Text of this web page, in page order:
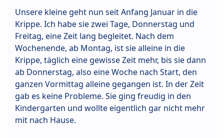
Unsere kleine geht nun seit Anfang Januar in die
Krippe. Ich habe sie zwei Tage, Donnerstag und
Freitag, eine Zeit lang begleitet. Nach dem
Wochenende, ab Montag, ist sie alleine in die
Krippe, täglich eine gewisse Zeit mehr, bis sie dann
ab Donnerstag, also eine Woche nach Start, den
ganzen Vormittag alleine gegangen ist. In der Zeit
gab es keine Probleme. Sie ging freudig in den
Kindergarten und wollte eigentlich gar nicht mehr
mit nach Hause.